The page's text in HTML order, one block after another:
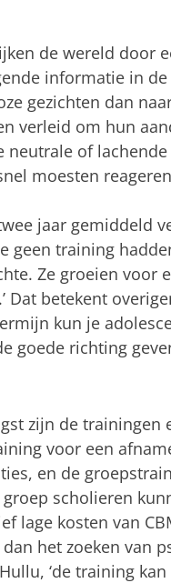
de wereld door
informatie in
gezichten dan
verleid om hun
of lachende
moesten
jaar gemiddeld
geen training
Ze groeien voor
Dat betekent
kun je
goede richting
zijn de trainingen
voor een
en de
groep scholieren
lage kosten van
het zoeken van
‘de training